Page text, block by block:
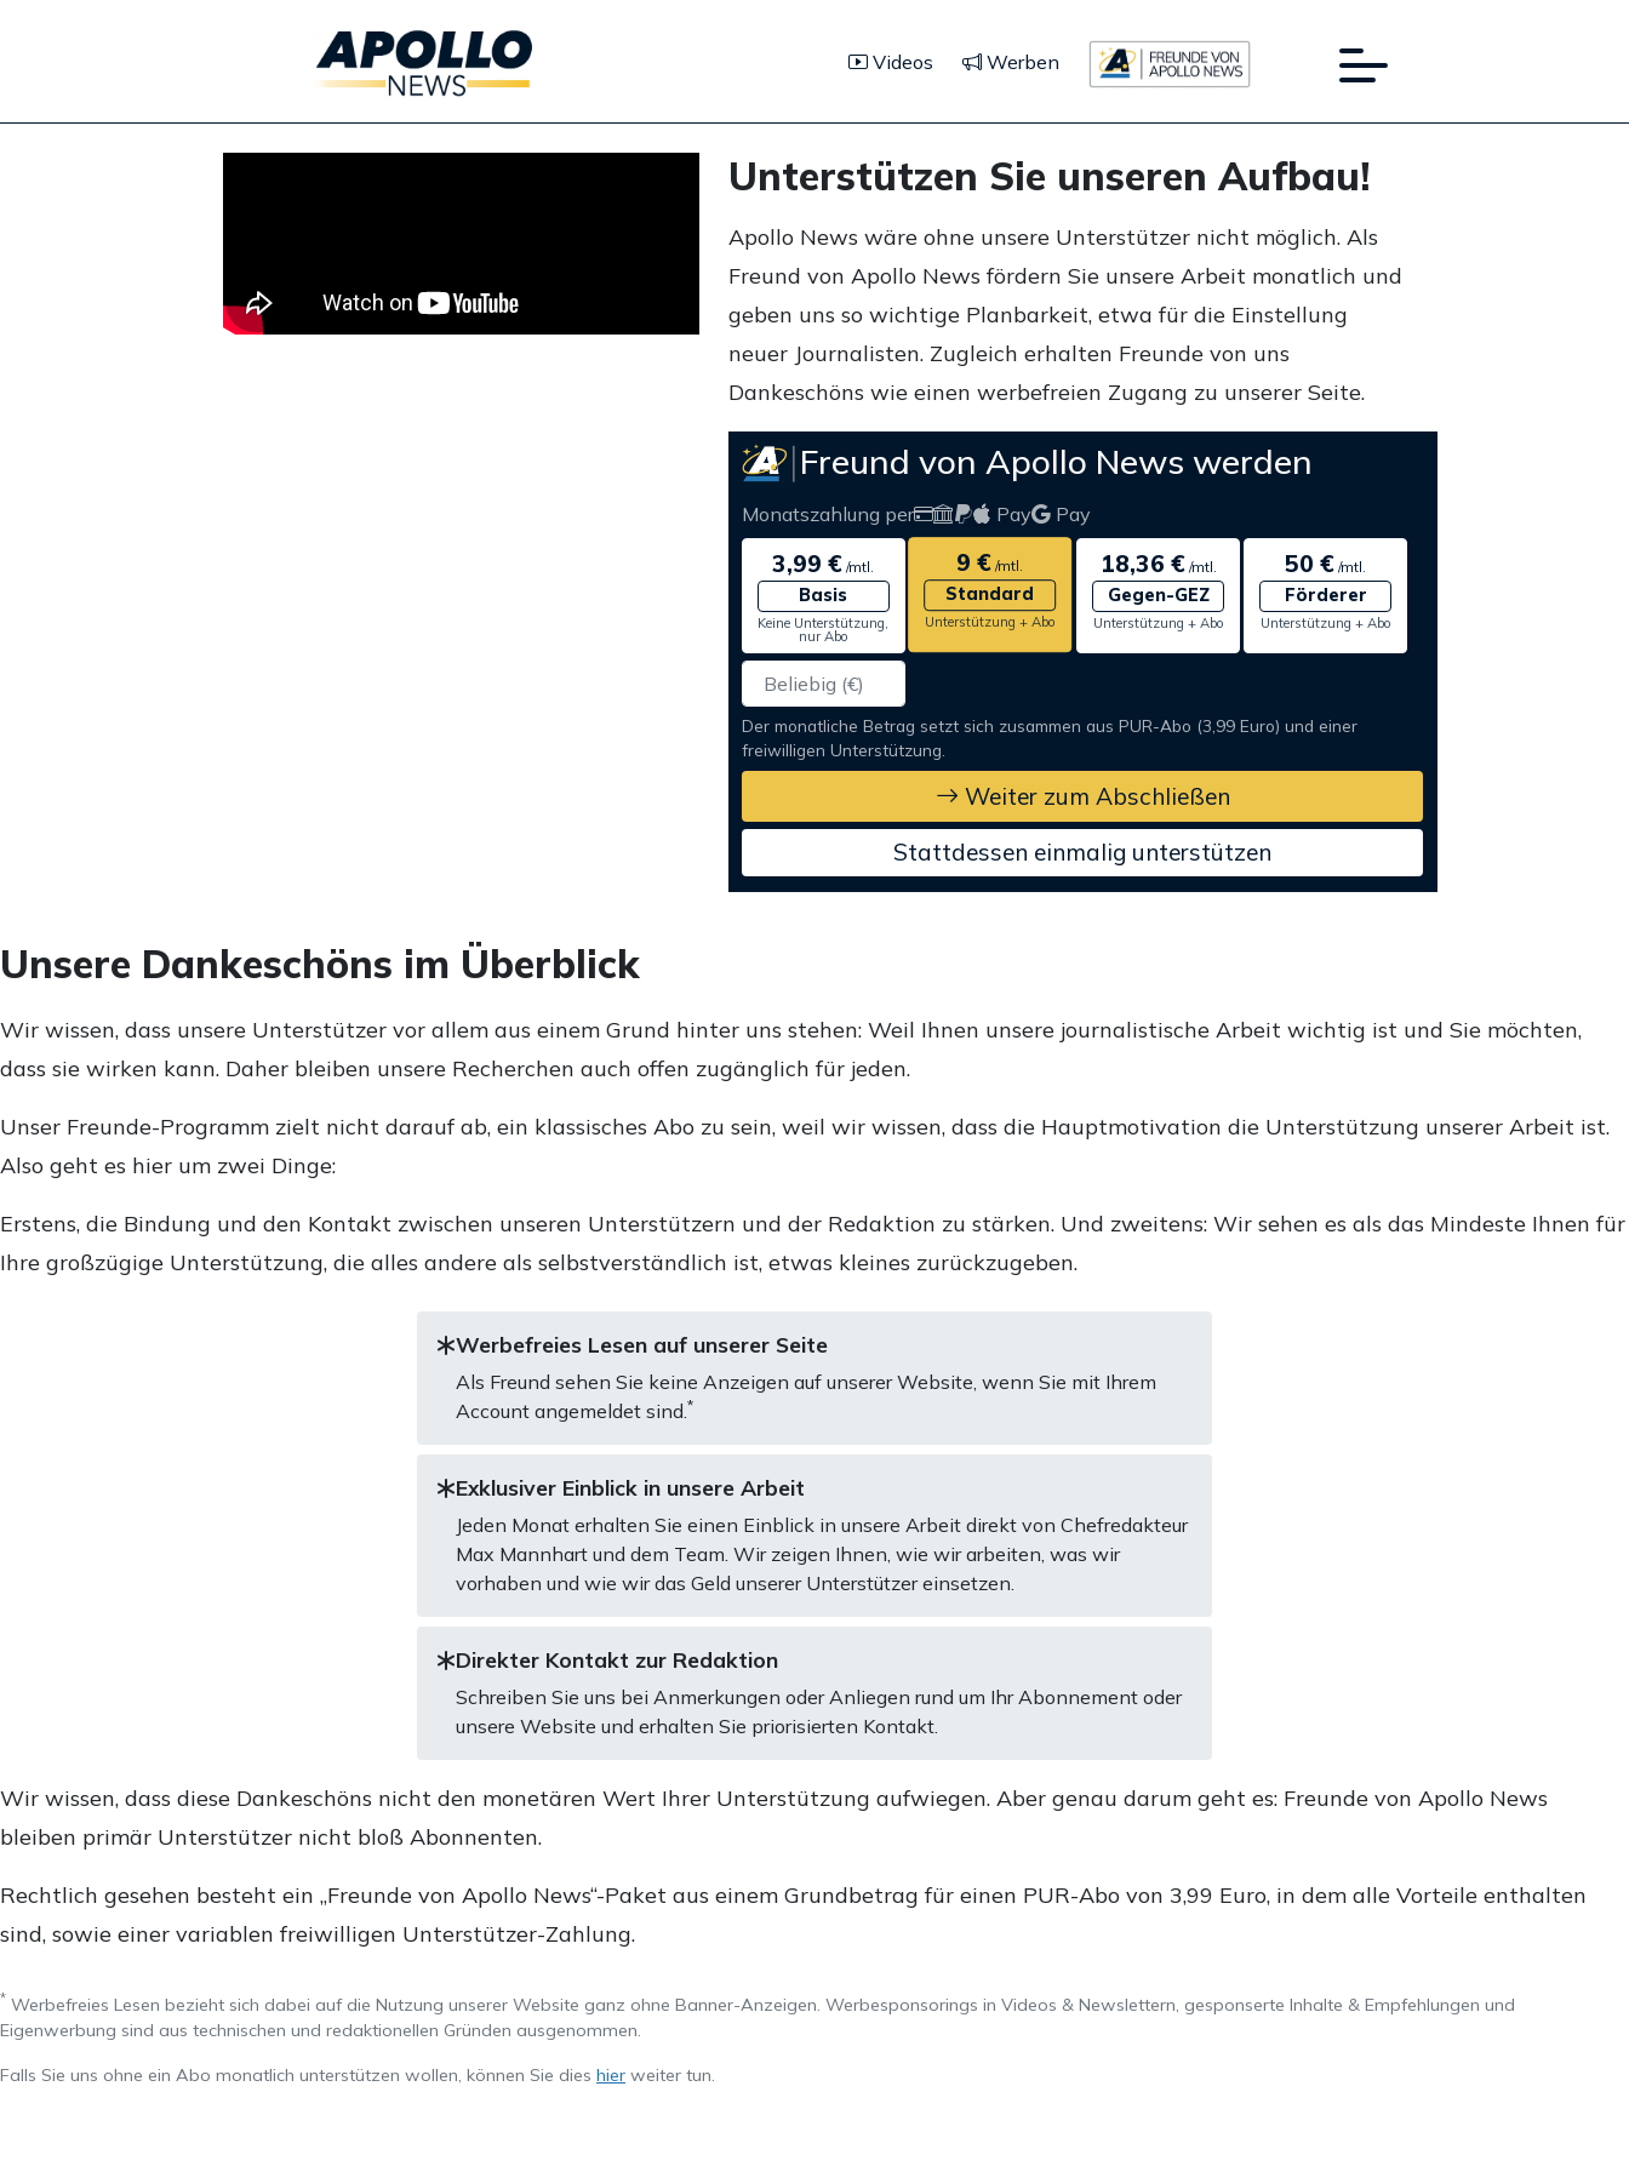
Videos Werben
Unterstützen Sie unseren Aufbau!
Apollo News wäre ohne unsere Unterstützer nicht möglich. Als
Freund von Apollo News fördern Sie unsere Arbeit monatlich und
geben uns so wichtige Planbarkeit, etwa für die Einstellung
neuer Journalisten. Zugleich erhalten Freunde von uns
Dankeschöns wie einen werbefreien Zugang zu unserer Seite.
Freund von Apollo News werden
Monatszahlung per Pay Pay
3,99 € /mtl.
Basis
Keine Unterstützung,
nur Abo
9 € /mtl.
Standard
Unterstützung + Abo
18,36 €/mtl.
Gegen-GEZ
Unterstützung + Abo
50 € /mtl.
Förderer
Unterstützung + Abo
Der monatliche Betrag setzt sich zusammen aus PUR-Abo (3,99 Euro) und einer
freiwilligen Unterstützung.
Weiter zum Abschließen
Stattdessen einmalig unterstützen
Unsere Dankeschöns im Überblick
Wir wissen, dass unsere Unterstützer vor allem aus einem Grund hinter uns stehen: Weil Ihnen unsere journalistische Arbeit wichtig ist und Sie möchten,
dass sie wirken kann. Daher bleiben unsere Recherchen auch offen zugänglich für jeden.
Unser Freunde-Programm zielt nicht darauf ab, ein klassisches Abo zu sein, weil wir wissen, dass die Hauptmotivation die Unterstützung unserer Arbeit ist.
Also geht es hier um zwei Dinge:
Erstens, die Bindung und den Kontakt zwischen unseren Unterstützern und der Redaktion zu stärken. Und zweitens: Wir sehen es als das Mindeste Ihnen für
Ihre großzügige Unterstützung, die alles andere als selbstverständlich ist, etwas kleines zurückzugeben.
Werbefreies Lesen auf unserer Seite
Als Freund sehen Sie keine Anzeigen auf unserer Website, wenn Sie mit Ihrem
Account angemeldet sind. *
Exklusiver Einblick in unsere Arbeit
Jeden Monat erhalten Sie einen Einblick in unsere Arbeit direkt von Chefredakteur
Max Mannhart und dem Team. Wir zeigen Ihnen, wie wir arbeiten, was wir
vorhaben und wie wir das Geld unserer Unterstützer einsetzen.
Direkter Kontakt zur Redaktion
Schreiben Sie uns bei Anmerkungen oder Anliegen rund um Ihr Abonnement oder
unsere Website und erhalten Sie priorisierten Kontakt.
Wir wissen, dass diese Dankeschöns nicht den monetären Wert Ihrer Unterstützung aufwiegen. Aber genau darum geht es: Freunde von Apollo News
bleiben primär Unterstützer nicht bloß Abonnenten.
Rechtlich gesehen besteht ein „Freunde von Apollo News“-Paket aus einem Grundbetrag für einen PUR-Abo von 3,99 Euro, in dem alle Vorteile enthalten
sind, sowie einer variablen freiwilligen Unterstützer-Zahlung.
* Werbefreies Lesen bezieht sich dabei auf die Nutzung unserer Website ganz ohne Banner-Anzeigen. Werbesponsorings in Videos & Newslettern, gesponserte Inhalte & Empfehlungen und
Eigenwerbung sind aus technischen und redaktionellen Gründen ausgenommen.
Falls Sie uns ohne ein Abo monatlich unterstützen wollen, können Sie dies hier weiter tun.